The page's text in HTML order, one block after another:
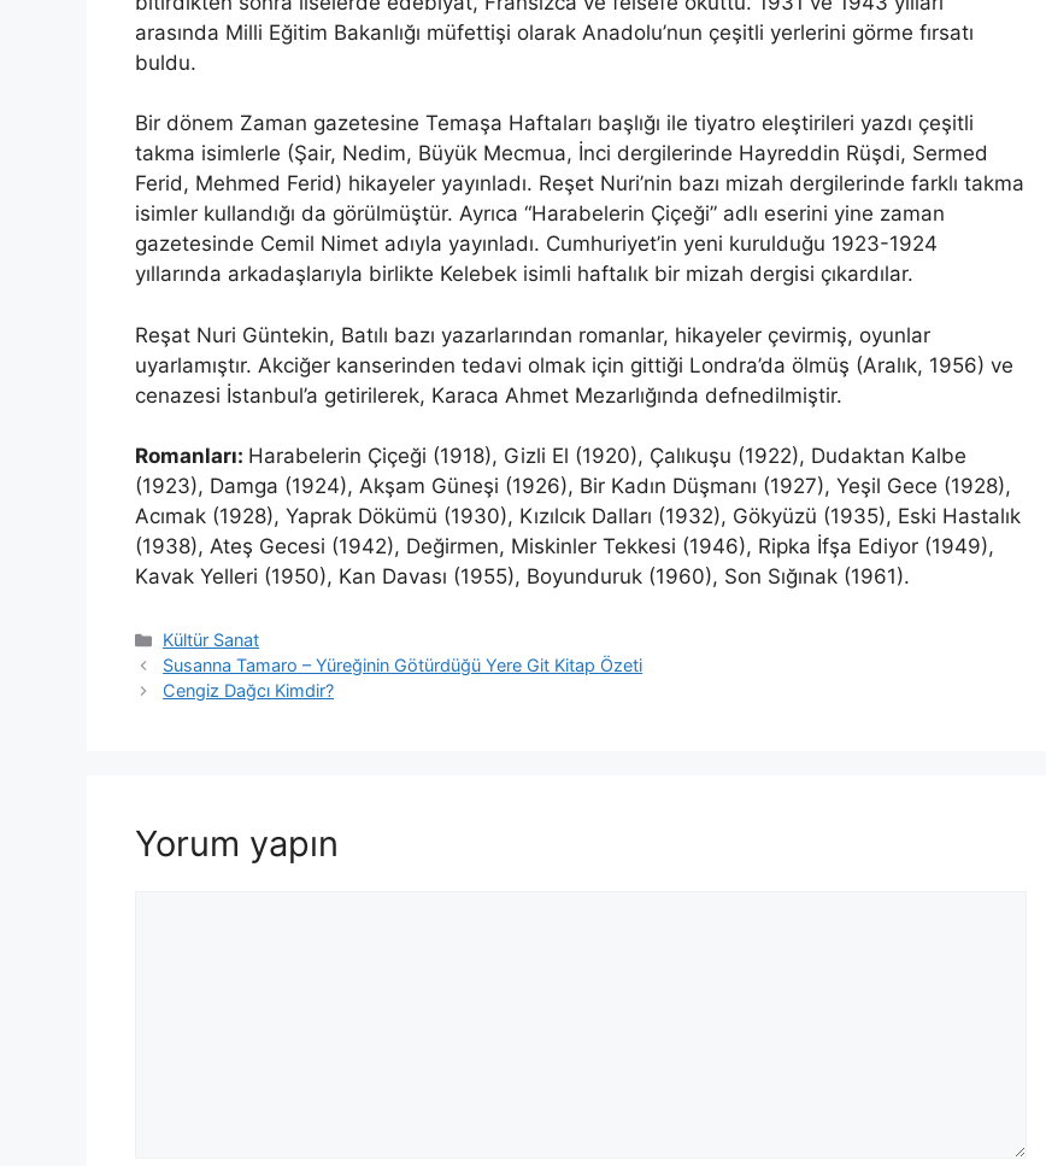
arasında Milli Eğitim Bakanlığı müfettişi olarak Anadolu’nun çeşitli yerlerini görme fırsatı
buldu.
Bir dönem Zaman gazetesine Temaşa Haftaları başlığı ile tiyatro eleştirileri yazdı çeşitli
takma isimlerle (Şair, Nedim, Büyük Mecmua, İnci dergilerinde Hayreddin Rüşdi, Sermed
Ferid, Mehmed Ferid) hikayeler yayınladı. Reşet Nuri’nin bazı mizah dergilerinde farklı takma
isimler kullandığı da görülmüştür. Ayrıca “Harabelerin Çiçeği” adlı eserini yine zaman
gazetesinde Cemil Nimet adıyla yayınladı. Cumhuriyet’in yeni kurulduğu 1923-1924
yıllarında arkadaşlarıyla birlikte Kelebek isimli haftalık bir mizah dergisi çıkardılar.
Reşat Nuri Güntekin, Batılı bazı yazarlarından romanlar, hikayeler çevirmiş, oyunlar
uyarlamıştır. Akciğer kanserinden tedavi olmak için gittiği Londra’da ölmüş (Aralık, 1956) ve
cenazesi İstanbul’a getirilerek, Karaca Ahmet Mezarlığında defnedilmiştir.
Romanları: Harabelerin Çiçeği (1918), Gizli El (1920), Çalıkuşu (1922), Dudaktan Kalbe
(1923), Damga (1924), Akşam Güneşi (1926), Bir Kadın Düşmanı (1927), Yeşil Gece (1928),
Acımak (1928), Yaprak Dökümü (1930), Kızılcık Dalları (1932), Gökyüzü (1935), Eski Hastalık
(1938), Ateş Gecesi (1942), Değirmen, Miskinler Tekkesi (1946), Ripka İfşa Ediyor (1949),
Kavak Yelleri (1950), Kan Davası (1955), Boyunduruk (1960), Son Sığınak (1961).
Kategoriler
Kültür Sanat
Susanna Tamaro – Yüreğinin Götürdüğü Yere Git Kitap Özeti
Cengiz Dağcı Kimdir?
Yorum yapın